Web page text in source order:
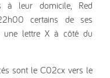
à leur domicile, Red
certains de ses
une lettre X à côté du
sont le C02cx vers le